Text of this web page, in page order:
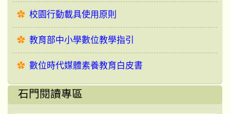
校園行動載具使用原則
教育部中小學數位教學指引
數位時代媒體素養教育白皮書
石門閱讀專區